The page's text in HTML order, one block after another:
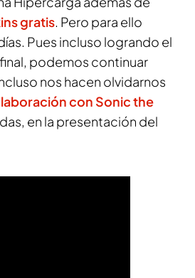
gratis. Pero para ello
Pues incluso logrando el
podemos continuar
nos hacen olvidarnos
con Sonic the
en la presentación del